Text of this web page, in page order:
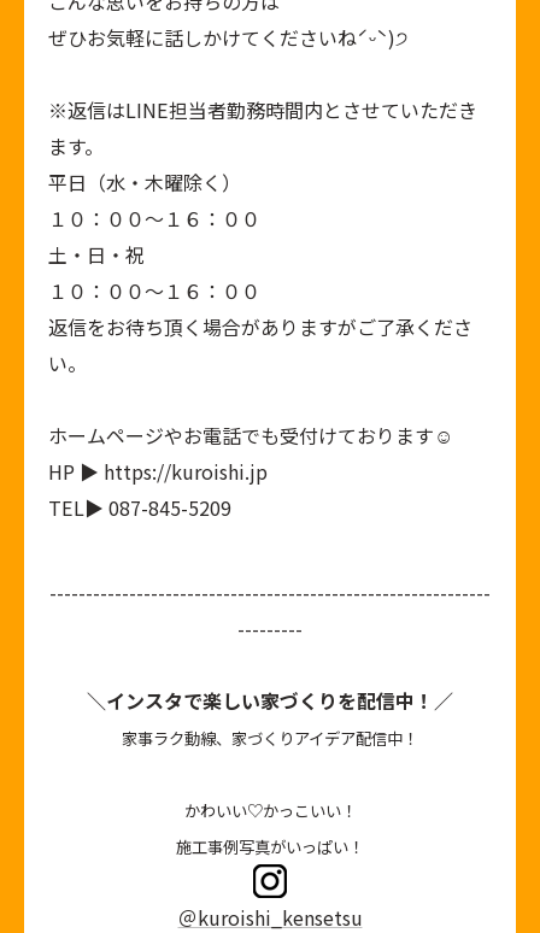
ぜひお気軽に話しかけてくださいねˊᵕˋ)੭
※返信はLINE担当者勤務時間内とさせていただき
ます。
平日（水・木曜除く）
１０：００～１６：００
土・日・祝
１０：００～１６：００
返信をお待ち頂く場合がありますがご了承くださ
い。
ホームページやお電話でも受付けております☺︎
HP ▶ https://kuroishi.jp
TEL▶ 087-845-5209
-------------------------------------------------------------
---------
＼インスタで楽しい家づくりを配信中！／
家事ラク動線、家づくりアイデア配信中！
かわいい♡かっこいい！
施工事例写真がいっぱい！
＠kuroishi_kensetsu